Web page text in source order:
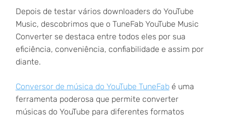
Depois de testar vários downloaders do YouTube
Music, descobrimos que o TuneFab YouTube Music
Converter se destaca entre todos eles por sua
eficiência, conveniência, confiabilidade e assim por
diante.
Conversor de música do YouTube TuneFabé uma
ferramenta poderosa que permite converter
músicas do YouTube para diferentes formatos